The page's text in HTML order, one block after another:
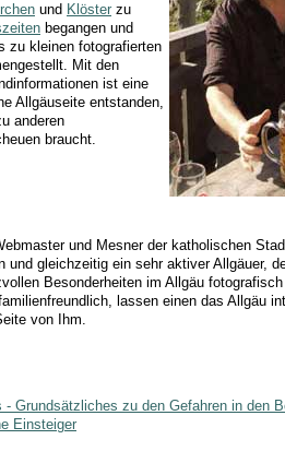
und Klöster zu
begangen und
zu kleinen fotografierten
Mit den
ist eine
Allgäuseite entstanden,
anderen
braucht.
und Mesner der katholischen
und gleichzeitig ein sehr aktiver Allgäuer,
Besonderheiten im Allgäu
lassen einen das Allgäu
von Ihm.
- Grundsätzliches zu den Gefahren in den
Einsteiger